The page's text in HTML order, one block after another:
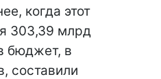
когда этот
303,39 млрд
бюджет, в
составили